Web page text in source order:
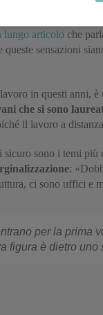
intorno.
lungo articolo che
sensazioni
in questi anni,
che si sono
il lavoro a
sono i temi più
:
ci sono uffici
per la prima
figura è dietro uno